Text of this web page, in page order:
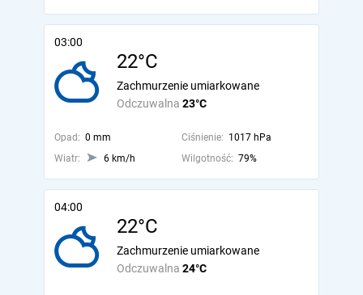
03:00
22°C
Odczuwalna 23°C
Zachmurzenie umiarkowane
Opad: 0 mm Ciśnienie: 1017 hPa
Wiatr:
6 km/h Wilgotność: 79%
04:00
22°C
Odczuwalna 24°C
Zachmurzenie umiarkowane